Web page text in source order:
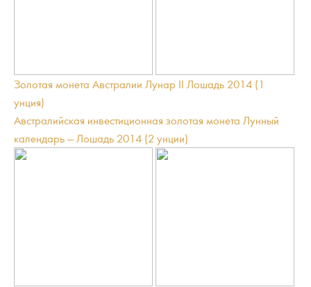
Золотая монета Австралии Лунар II Лошадь 2014 (1
унция)
Австралийская инвестиционная золотая монета Лунный
календарь — Лошадь 2014 (2 унции)